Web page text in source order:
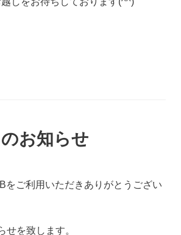
お知らせ
をご利用いただきありがとうござい
せを致します。